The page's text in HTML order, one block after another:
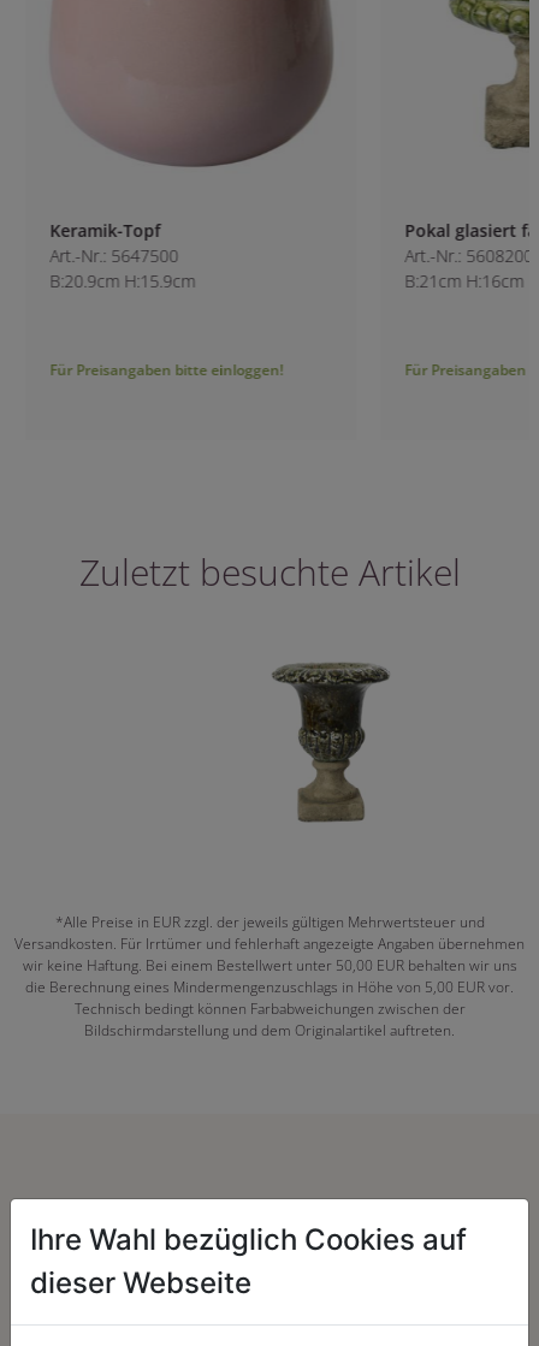
Keramik-Topf
Art.-Nr.: 5647500
B:20.9cm H:15.9cm
Für Preisangaben bitte einloggen!
Pokal glasiert
Art.-Nr.: 5608200-
B:21cm H:16cm
Für Preisangaben
Zuletzt besuchte Artikel
*Alle Preise in EUR zzgl. der jeweils gültigen Mehrwertsteuer und
Versandkosten. Für Irrtümer und fehlerhaft angezeigte Angaben übernehmen
wir keine Haftung. Bei einem Bestellwert unter 50,00 EUR behalten wir uns
die Berechnung eines Mindermengenzuschlags in Höhe von 5,00 EUR vor.
Technisch bedingt können Farbabweichungen zwischen der
Bildschirmdarstellung und dem Originalartikel auftreten.
Herzenssache:
Ihre Wahl bezüglich Cookies auf
dieser Webseite